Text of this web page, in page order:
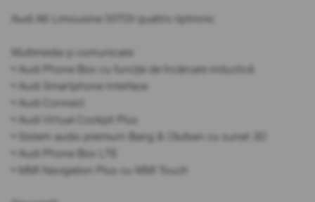
Audi A6 Limousine 50TDI quattro tiptronic
Multimedia și comunicare:
• Audi Phone Box cu funcție de încărcare inductivă
• Audi Smartphone Interface
• Audi Connect
• Audi Virtual Cockpit Plus
• Sistem audio premium Bang & Olufsen cu sunet 3D
• Audi Phone Box LTE
• MMI Navigation Plus cu MMI Touch